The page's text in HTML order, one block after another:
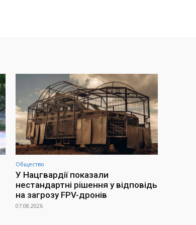
Общество
У Нацгвардії показали
нестандартні рішення у відповідь
на загрозу FPV-дронів
07.08.2026